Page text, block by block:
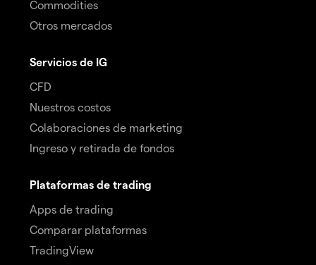
Commodities
Otros mercados
Servicios de IG
CFD
Nuestros costos
Colaboraciones de marketing
Ingreso y retirada de fondos
Plataformas de trading
Apps de trading
Comparar plataformas
TradingView